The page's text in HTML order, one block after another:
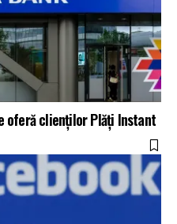
oferă clienților Plăți Instant